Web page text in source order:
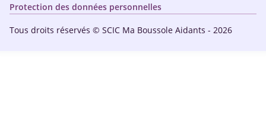
Tous droits réservés © SCIC Ma Boussole Aidants - 2026
Protection des données personnelles